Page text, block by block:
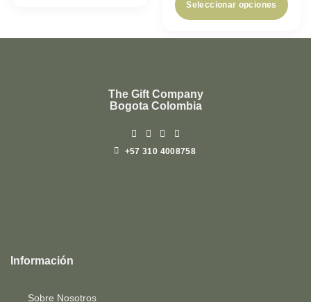
producto
Seleccionar opciones
The Gift Company
Bogota Colombia
+57 310 4008758
2025-
Información
Sobre Nosotros